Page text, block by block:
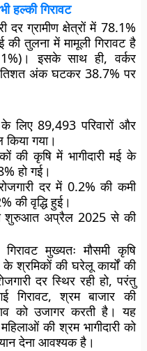
हल्की गिरावट
दर ग्रामीण क्षेत्रों में 78.1%
तुलना में मामूली गिरावट है
इसके साथ ही, वर्कर
अंक घटकर 38.7% पर
लिए 89,493 परिवारों और
गया।
की कृषि में भागीदारी मई के
हो गई।
दर में 0.2% की कमी
की वृद्धि हुई।
की शुरुआत अप्रैल 2025 से की
मुख्यतः मौसमी कृषि
के श्रमिकों की घरेलू कार्यों की
दर स्थिर रही हो, परंतु
श्रम बाजार की
को उजागर करती है। यह
की श्रम भागीदारी को
देना आवश्यक है।